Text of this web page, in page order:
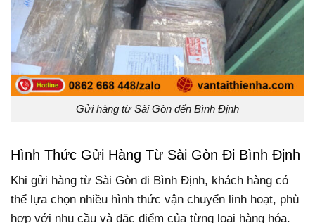
Gửi hàng từ Sài Gòn đến Bình Định
Hình Thức Gửi Hàng Từ Sài Gòn Đi Bình Định
Khi gửi hàng từ Sài Gòn đi Bình Định, khách hàng có
thể lựa chọn nhiều hình thức vận chuyển linh hoạt, phù
hợp với nhu cầu và đặc điểm của từng loại hàng hóa.